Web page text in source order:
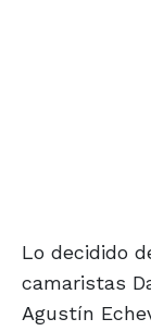
Lo decidido
camaristas
Agustín